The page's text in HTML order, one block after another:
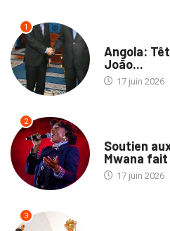
1
Angola:
João...
17 juin 2026
2
Soutien
Mwana
17 juin 2026
3